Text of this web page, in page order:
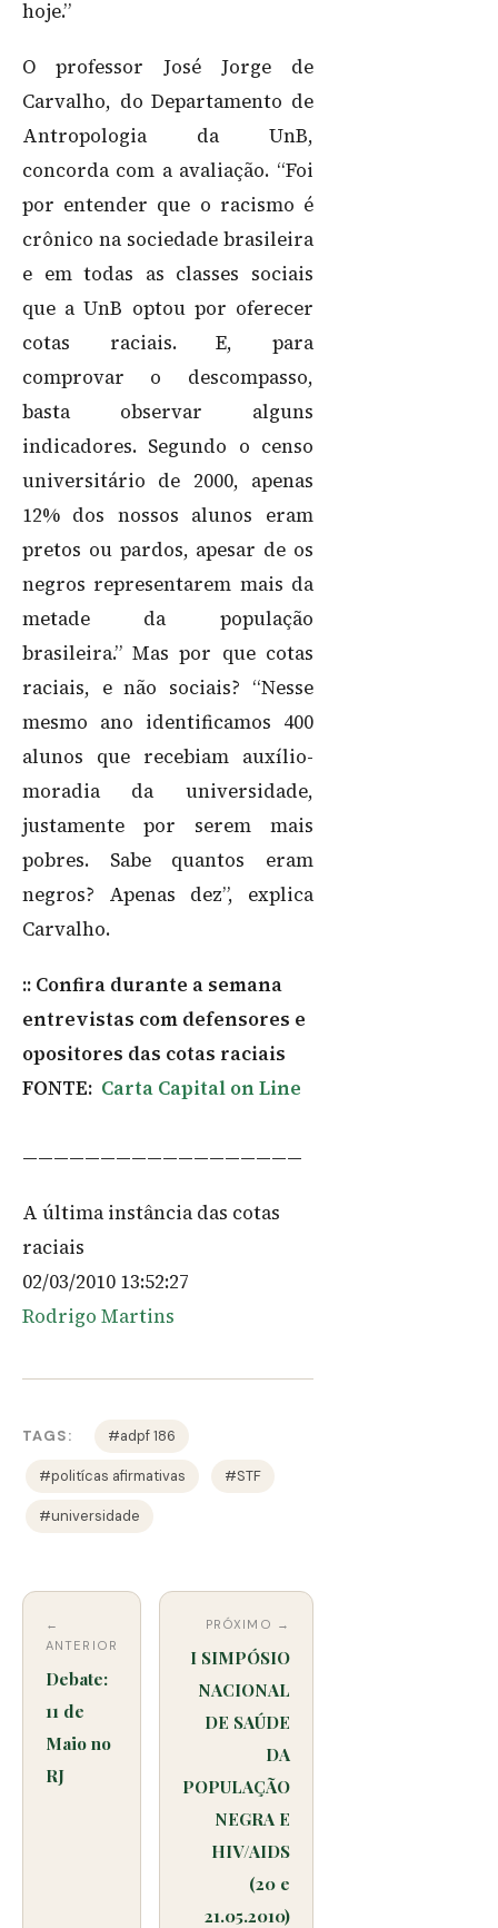
hoje.”
O professor José Jorge de
Carvalho, do Departamento de
Antropologia da UnB,
concorda com a avaliação. “Foi
por entender que o racismo é
crônico na sociedade brasileira
e em todas as classes sociais
que a UnB optou por oferecer
cotas raciais. E, para
comprovar o descompasso,
basta observar alguns
indicadores. Segundo o censo
universitário de 2000, apenas
12% dos nossos alunos eram
pretos ou pardos, apesar de os
negros representarem mais da
metade da população
brasileira.” Mas por que cotas
raciais, e não sociais? “Nesse
mesmo ano identificamos 400
alunos que recebiam auxílio-
moradia da universidade,
justamente por serem mais
pobres. Sabe quantos eram
negros? Apenas dez”, explica
Carvalho.
:: Confira durante a semana
entrevistas com defensores e
opositores das cotas raciais
FONTE: Carta Capital on Line
——————————————————
A última instância das cotas
raciais
02/03/2010 13:52:27
Rodrigo Martins
TAGS: #adpf 186
#politícas afirmativas #STF
#universidade
←
ANTERIOR
Debate:
11 de
Maio no
RJ
PRÓXIMO →
I SIMPÓSIO
NACIONAL
DE SAÚDE
DA
POPULAÇÃO
NEGRA E
HIV/AIDS
(20 e
21.05.2010)